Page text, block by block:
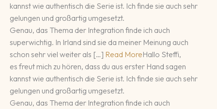
kannst wie authentisch die Serie ist. Ich finde sie auch sehr
gelungen und großartig umgesetzt.
Genau, das Thema der Integration finde ich auch
superwichtig. In Irland sind sie da meiner Meinung auch
schon sehr viel weiter als […] Read MoreHallo Steffi,
es freut mich zu hören, dass du aus erster Hand sagen
kannst wie authentisch die Serie ist. Ich finde sie auch sehr
gelungen und großartig umgesetzt.
Genau, das Thema der Integration finde ich auch